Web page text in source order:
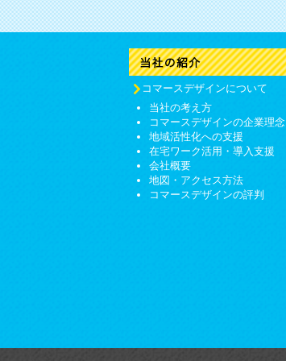
コマースデザインについて
当社の考え方
コマースデザインの企業理念
地域活性化への支援
在宅ワーク活用・導入支援
会社概要
地図・アクセス方法
コマースデザインの評判